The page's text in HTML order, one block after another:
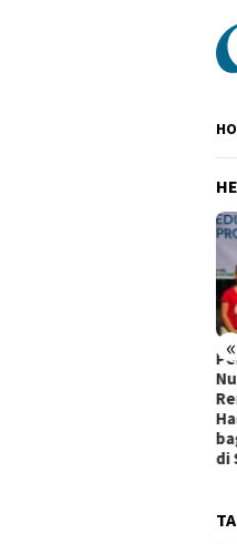
«
Pertamina Patra Niaga, PLN
Rembang, dan Rumah Zakat
Hadirkan Layanan Psikososial
bagi Anak Penyintas Gempa